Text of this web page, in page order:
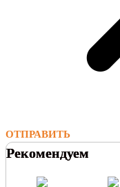
ОТПРАВИТЬ
Рекомендуем